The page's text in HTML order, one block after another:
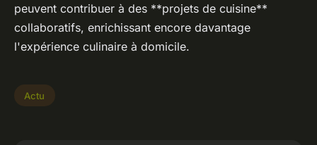
peuvent contribuer à des **projets de cuisine**
collaboratifs, enrichissant encore davantage
l'expérience culinaire à domicile.
Actu